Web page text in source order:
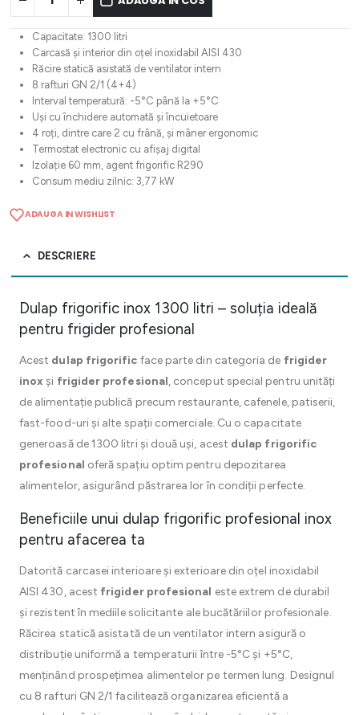
Capacitate: 1300 litri
Carcasă și interior din oțel inoxidabil AISI 430
Răcire statică asistată de ventilator intern
8 rafturi GN 2/1 (4+4)
Interval temperatură: -5°C până la +5°C
Uși cu închidere automată și încuietoare
4 roți, dintre care 2 cu frână, și mâner ergonomic
Termostat electronic cu afișaj digital
Izolație 60 mm, agent frigorific R290
Consum mediu zilnic: 3,77 kW
ADAUGA IN WISHLIST
DESCRIERE
Dulap frigorific inox 1300 litri – soluția ideală
pentru frigider profesional
Acest dulap frigorific face parte din categoria de frigider
inox și frigider profesional, conceput special pentru unități
de alimentație publică precum restaurante, cafenele, patiserii,
fast-food-uri și alte spații comerciale. Cu o capacitate
generoasă de 1300 litri și două uși, acest dulap frigorific
profesional oferă spațiu optim pentru depozitarea
alimentelor, asigurând păstrarea lor în condiții perfecte.
Beneficiile unui dulap frigorific profesional inox
pentru afacerea ta
Datorită carcasei interioare și exterioare din oțel inoxidabil
AISI 430, acest frigider profesional este extrem de durabil
și rezistent în mediile solicitante ale bucătăriilor profesionale.
Răcirea statică asistată de un ventilator intern asigură o
distribuție uniformă a temperaturii între -5°C și +5°C,
menținând prospețimea alimentelor pe termen lung. Designul
cu 8 rafturi GN 2/1 facilitează organizarea eficientă a